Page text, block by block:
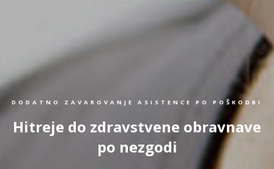
DODATNO ZAVAROVANJE ASISTENCE PO POŠKODBI
Hitreje do zdravstvene obravnave
po nezgodi